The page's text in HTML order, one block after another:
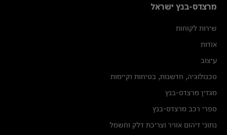
מרצדס-בנץ ישראל
שירות לקוחות
אודות
עיצוב
טכנולוגיה, חדשנות, בטיחות וקיימות
מגזין מרצדס-בנץ
ספרי רכב מרצדס-בנץ
נתוני זיהום אוויר וצריכת דלק וחשמל